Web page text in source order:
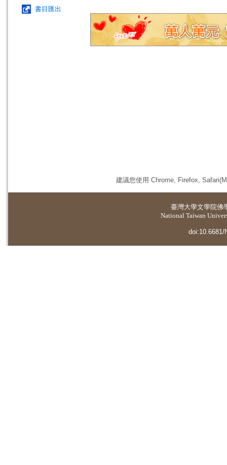
書目匯出
建議您使用 Chrome, Firefox,
臺灣大學文學院佛
National Taiwan
doi:10.6681/